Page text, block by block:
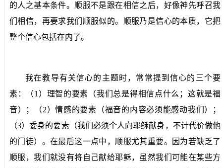
的人之基本条件。顺服不是跟在相信之后，好像神先呼召我
们相信，再要求我们顺服似的。顺服乃是信心的本质，它把
整个信心包括在内了。
我在教导有关信心的主题时，常常提到信心的三个要
素：（1 ）理智的要素（我们总是得相信点什么；这就是福
音）；（2）情感的要素（福音的内容必须能感动我们）；
（3）委身的要素（我们必须个人向耶稣献身，不计代价做他
的门徒）。在最后这一点中，顺服尤其重要。因为若缺乏了
顺服，我们就没有将自己献给耶稣，虽然我们可能在某些方